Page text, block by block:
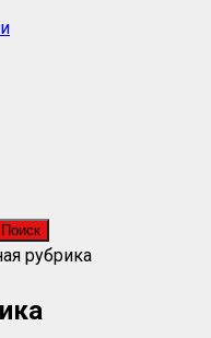
рубрика